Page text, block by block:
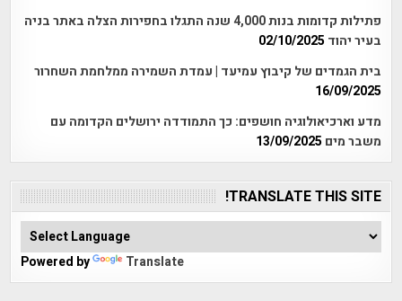
פתילות קדומות בנות 4,000 שנה התגלו בחפירות הצלה באתר בניה
בעיר יהוד 02/10/2025
בית הגמדים של קיבוץ עמיעד | עמדת השמירה ממלחמת השחרור
16/09/2025
מדע וארכיאולוגיה חושפים: כך התמודדה ירושלים הקדומה עם
משבר מים 13/09/2025
TRANSLATE THIS SITE!
Powered by Translate